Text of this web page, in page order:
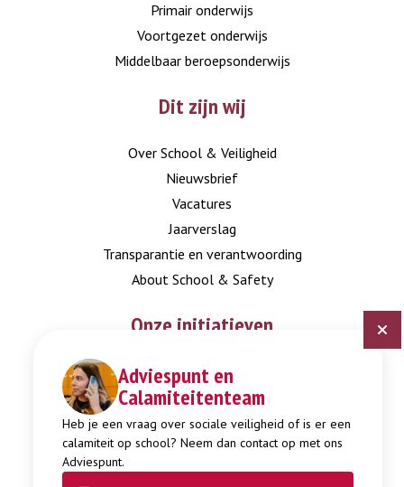
Adviespunt en
Calamiteitenteam
Heb je een vraag over sociale veiligheid of is er een
calamiteit op school? Neem dan contact op met ons
Adviespunt.
Primair onderwijs
Voortgezet onderwijs
Middelbaar beroepsonderwijs
Dit zijn wij
Over School & Veiligheid
Nieuwsbrief
Vacatures
Jaarverslag
Transparantie en verantwoording
About School & Safety
Onze initiatieven
Digitaal Veiligheidsplan
Expertisepunt Burgerschap
Gendi
Week tegen Pesten